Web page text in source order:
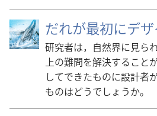
だれが最初にデ
研究者は，自然界に見ら
上の難問を解決すること
してできたものに設計者
ものはどうでしょうか。